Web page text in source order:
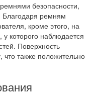
безопасности,
Благодаря ремням
кроме этого, на
которого наблюдается
Поверхность
также положительно